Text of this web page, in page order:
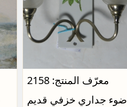
معرّف المنتج: 2158
ضوء جداري خزفي قديم